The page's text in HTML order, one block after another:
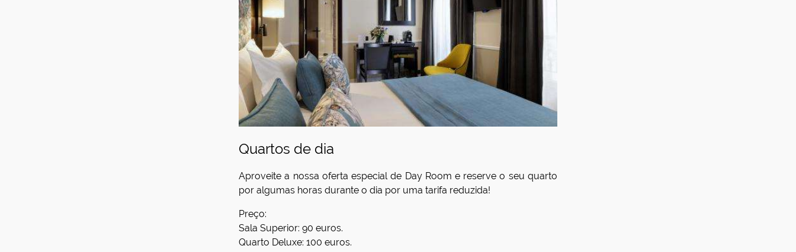
Quartos de dia
Aproveite a nossa oferta especial de Day Room e reserve o seu quarto
por algumas horas durante o dia por uma tarifa reduzida!
Preço:
Sala Superior: 90 euros.
Quarto Deluxe: 100 euros.